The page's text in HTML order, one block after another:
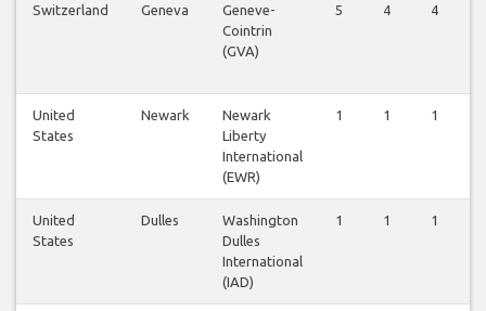
Switzerland Geneva
Geneve-
Cointrin
(GVA)
5 4 4
United
States
Newark
Newark
Liberty
International
(EWR)
1 1 1
United
States
Dulles
Washington
Dulles
International
(IAD)
1 1 1